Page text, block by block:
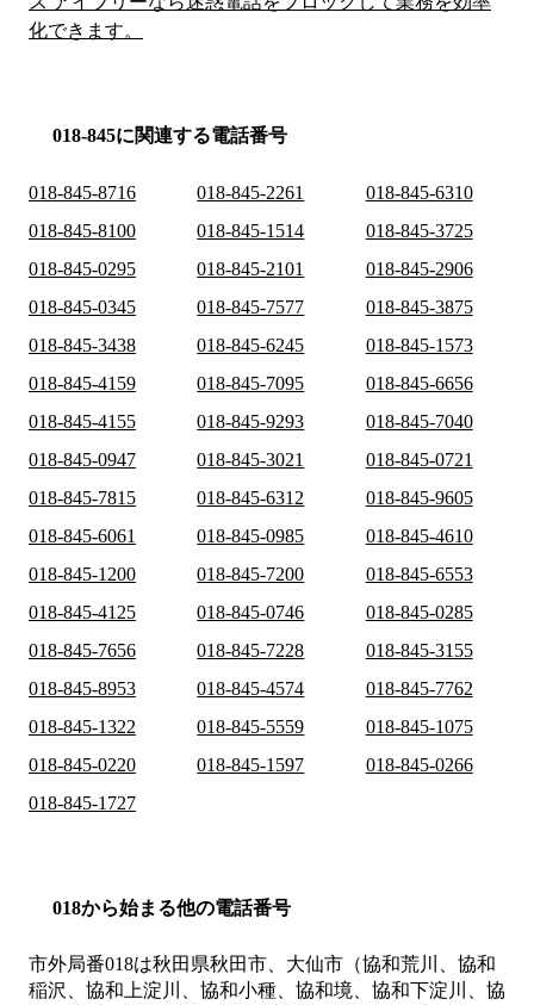
化できます。
018-845に関連する電話番号
018-845-8716 018-845-2261
018-845-6310
018-845-8100
018-845-1514
018-845-3725
018-845-0295
018-845-2101
018-845-2906
018-845-0345
018-845-7577
018-845-3875
018-845-3438
018-845-6245
018-845-1573
018-845-4159
018-845-7095
018-845-6656
018-845-4155
018-845-9293
018-845-7040
018-845-0947
018-845-3021
018-845-0721
018-845-7815
018-845-6312
018-845-9605
018-845-6061
018-845-0985
018-845-4610
018-845-1200
018-845-7200
018-845-6553
018-845-4125
018-845-0746
018-845-0285
018-845-7656
018-845-7228
018-845-3155
018-845-8953
018-845-4574
018-845-7762
018-845-1322
018-845-5559
018-845-1075
018-845-0220
018-845-1597
018-845-0266
018-845-1727
018から始まる他の電話番号
市外局番018は秋田県秋田市、大仙市（協和荒川、協和
稲沢、協和上淀川、協和小種、協和境、協和下淀川、協